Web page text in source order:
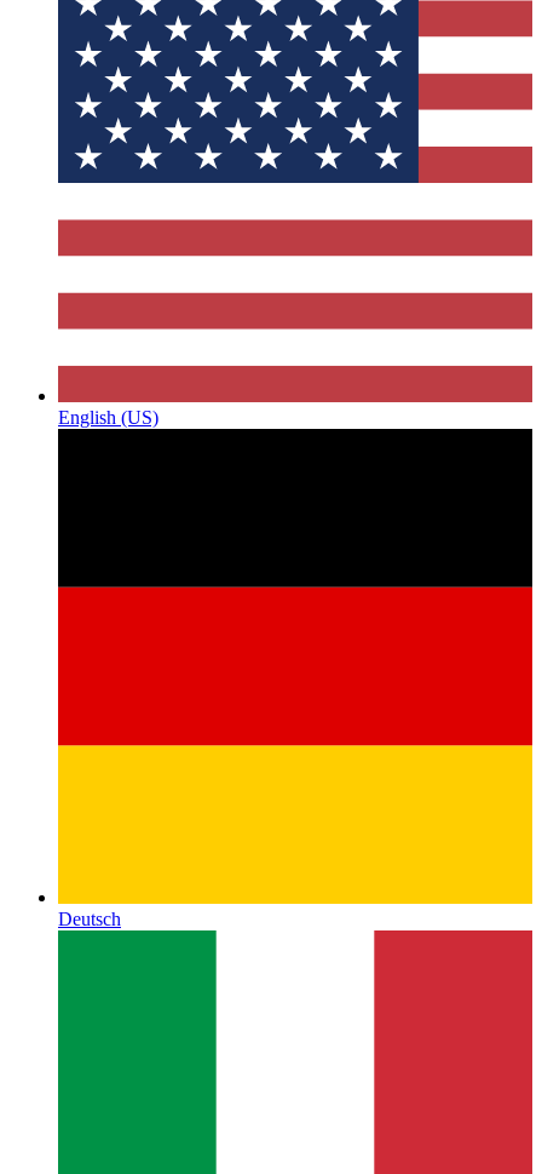
English (US)
Deutsch